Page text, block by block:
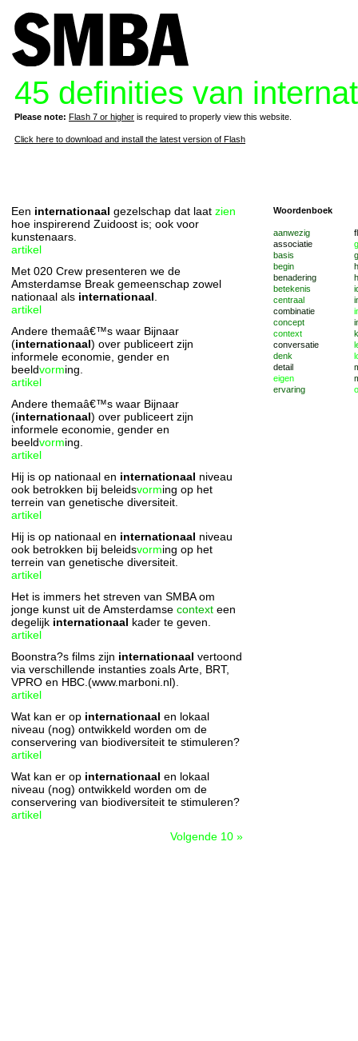
45 definities van
Please note: Flash 7 or higher is required to properly view this website.
Click here to download and install the latest version of Flash
Een internationaal gezelschap dat laat zien
hoe inspirerend Zuidoost is; ook voor
kunstenaars.
artikel
Met 020 Crew presenteren we de
Amsterdamse Break gemeenschap zowel
nationaal als internationaal
artikel
Andere themaâ€™s waar Bijnaar
(internationaal) over publiceert zijn
informele economie, gender en
beeldvorming.
artikel
Andere themaâ€™s waar Bijnaar
(internationaal) over publiceert zijn
informele economie, gender en
beeldvorming.
artikel
Hij is op nationaal en internationaal niveau
ook betrokken bij beleidsvorming op het
terrein van genetische diversiteit.
artikel
Hij is op nationaal en internationaal niveau
ook betrokken bij beleidsvorming op het
terrein van genetische diversiteit.
artikel
Het is immers het streven van SMBA om
jonge kunst uit de Amsterdamse context een
degelijk internationaal kader te geven.
artikel
Boonstra?s films zijn internationaal vertoond
via verschillende instanties zoals Arte, BRT,
VPRO en HBC.(www.marboni.nl).
artikel
Wat kan er op internationaal en lokaal
niveau (nog) ontwikkeld worden om de
conservering van biodiversiteit te stimuleren?
artikel
Wat kan er op internationaal en lokaal
niveau (nog) ontwikkeld worden om de
conservering van biodiversiteit te stimuleren?
artikel
Volgende 10 »
Woordenboek
aanwezig
associatie
basis
begin
benadering
betekenis
centraal
combinatie
concept
context
conversatie
denk
detail
eigen
ervaring